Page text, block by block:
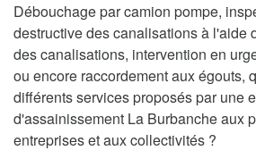
Débouchage par camion pompe,
destructive des canalisations à l'aide
des canalisations, intervention en
ou encore raccordement aux égouts,
différents services proposés par une
d'assainissement La Burbanche aux
entreprises et aux collectivités ?